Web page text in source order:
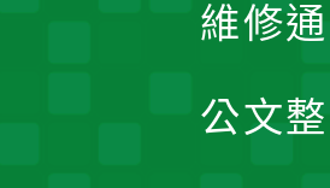
維修
公文